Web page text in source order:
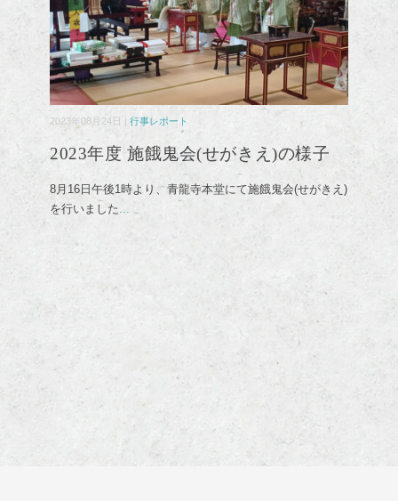
2023年08月24日 | 行事レポート
2023年度 施餓鬼会(せがきえ)の様子
8月16日午後1時より、青龍寺本堂にて施餓鬼会(せがきえ)
を行いました...